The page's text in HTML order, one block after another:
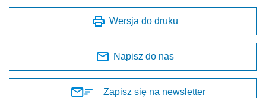
Wersja do druku
Napisz do nas
Zapisz się na newsletter